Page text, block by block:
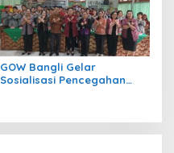
GOW Bangli Gelar
Sosialisasi Pencegahan